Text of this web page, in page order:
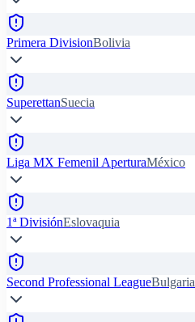
Primera DivisionBolivia
SuperettanSuecia
Liga MX Femenil AperturaMéxico
1ª DivisiónEslovaquia
Second Professional LeagueBulgaria